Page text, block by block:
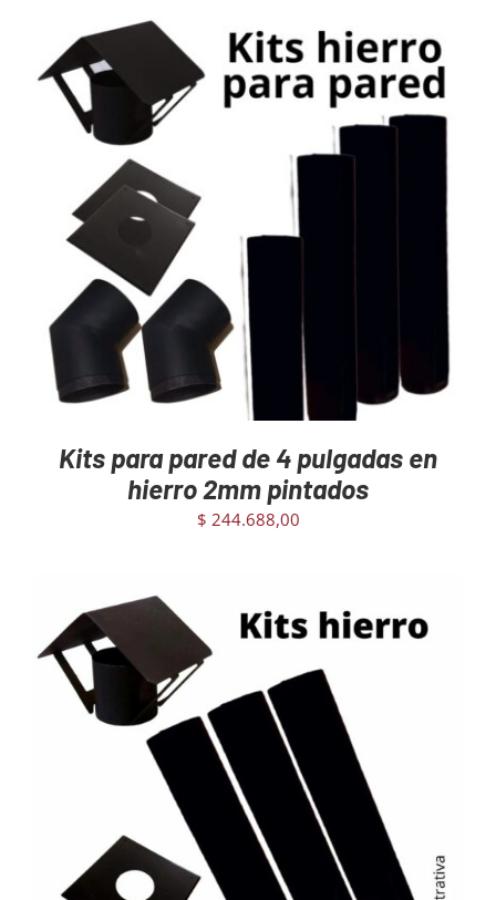
Mayoristas
AGREGAR AL CARRITO
Kits para pared de 4 pulgadas en
hierro 2mm pintados
$ 244.688,00
AGREGAR AL CARRITO DETAILS